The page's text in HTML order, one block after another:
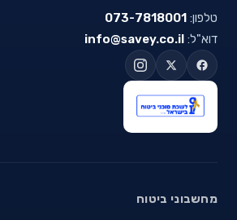
טלפון: 073-7818001
דוא"ל: info@savey.co.il
מחשבוני ביטוח